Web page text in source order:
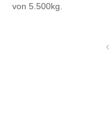
von 5.500kg.